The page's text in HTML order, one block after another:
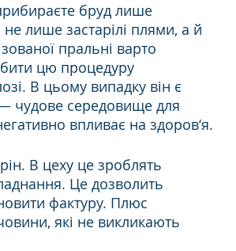
бруд лише
лише застарілі плями, а й
пральні варто
цю процедуру
В цьому випадку він є
чудове середовище для
впливає на здоров‘я.
В цеху це зроблять
Це дозволить
фактуру. Плюс
які не викликають